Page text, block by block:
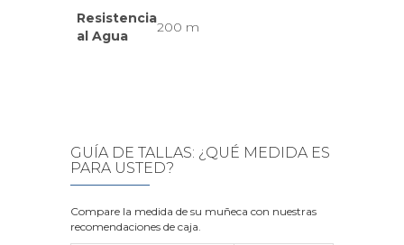
Resistencia
al Agua
200 m
GUÍA DE TALLAS: ¿QUÉ MEDIDA ES
PARA USTED?
Compare la medida de su muñeca con nuestras
recomendaciones de caja.